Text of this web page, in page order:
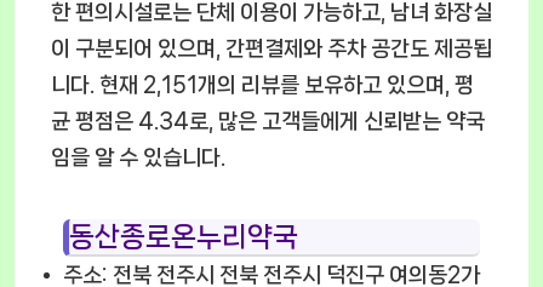
한 편의시설로는 단체 이용이 가능하고, 남녀 화장실
이 구분되어 있으며, 간편결제와 주차 공간도 제공됩
니다. 현재 2,151개의 리뷰를 보유하고 있으며, 평
균 평점은 4.34로, 많은 고객들에게 신뢰받는 약국
임을 알 수 있습니다.
동산종로온누리약국
주소: 전북 전주시 전북 전주시 덕진구 여의동2가